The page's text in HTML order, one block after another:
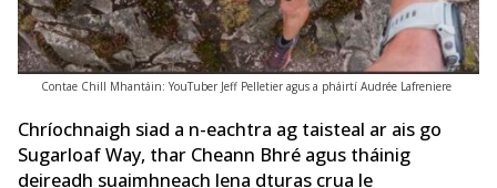
Contae Chill Mhantáin: YouTuber Jeff Pelletier agus a pháirtí Audrée Lafreniere
Chríochnaigh siad a n-eachtra ag taisteal ar ais go
Sugarloaf Way, thar Cheann Bhré agus tháinig
deireadh suaimhneach lena dturas crua le